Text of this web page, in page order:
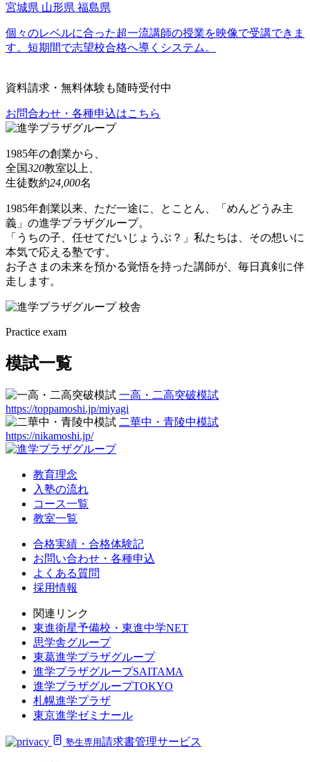
宮城県 山形県 福島県
個々のレベルに合った超一流講師の授業を映像で受講できま
す。短期間で志望校合格へ導くシステム。
資料請求・無料体験も随時受付中
お問合わせ・各種申込はこちら
1985年の創業から、
全国320教室以上、
生徒数約24,000名
1985年創業以来、ただ一途に、とことん、「めんどうみ主
義」の進学プラザグループ。
「うちの子、任せてだいじょうぶ？」私たちは、その想いに
本気で応える塾です。
お子さまの未来を預かる覚悟を持った講師が、毎日真剣に伴
走します。
Practice exam
模試一覧
一高・二高突破模試
https://toppamoshi.jp/miyagi
二華中・青陵中模試
https://nikamoshi.jp/
教育理念
入塾の流れ
コース一覧
教室一覧
合格実績・合格体験記
お問い合わせ・各種申込
よくある質問
採用情報
関連リンク
東進衛星予備校・東進中学NET
思学舎グループ
東葛進学プラザグループ
進学プラザグループSAITAMA
進学プラザグループTOKYO
札幌進学プラザ
東京進学ゼミナール
塾生専用請求書管理サービス